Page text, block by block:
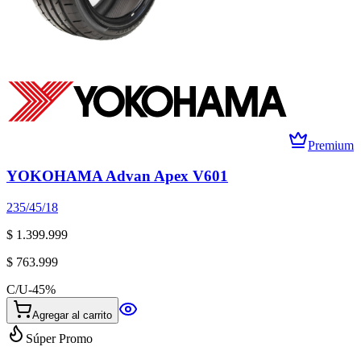
Premium
YOKOHAMA Advan Apex V601
235/45/18
$ 1.399.999
$ 763.999
C/U-45%
Agregar al carrito
Súper Promo